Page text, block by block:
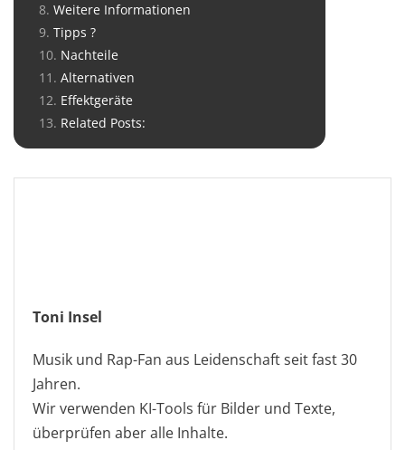
Weitere Informationen
Tipps ?
Nachteile
Alternativen
Effektgeräte
Related Posts:
Toni Insel
Musik und Rap-Fan aus Leidenschaft seit fast 30
Jahren.
Wir verwenden KI-Tools für Bilder und Texte,
überprüfen aber alle Inhalte.